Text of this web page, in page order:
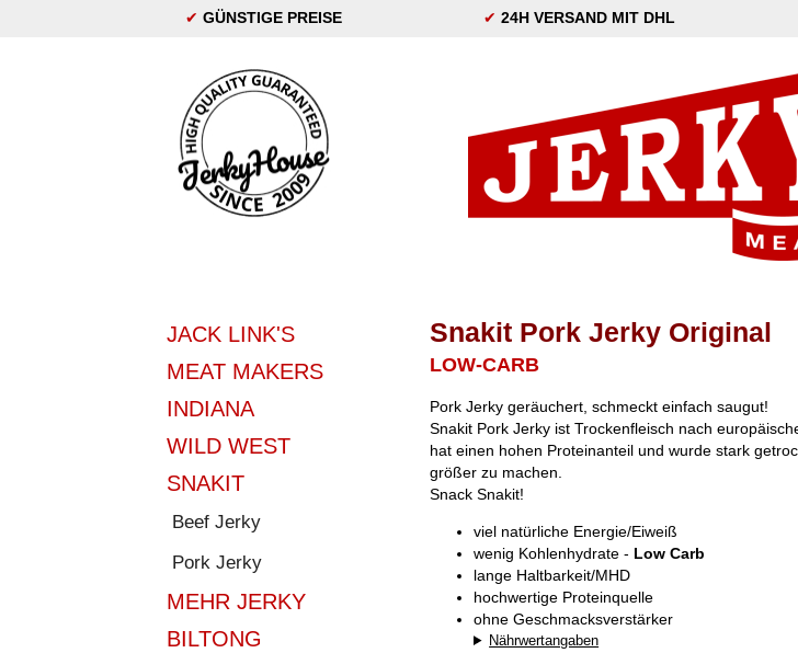
✔ GÜNSTIGE PREISE ✔ 24H VERSAND MIT DHL
JACK LINK'S
MEAT MAKERS
INDIANA
WILD WEST
SNAKIT
Beef Jerky
Pork Jerky
MEHR JERKY
BILTONG
Snakit Pork Jerky Original
LOW-CARB
Pork Jerky geräuchert, schmeckt einfach saugut!
Snakit Pork Jerky ist Trockenfleisch nach
hat einen hohen Proteinanteil und wurde stark
größer zu machen.
Snack Snakit!
viel natürliche Energie/Eiweiß
wenig Kohlenhydrate - Low Carb
lange Haltbarkeit/MHD
hochwertige Proteinquelle
ohne Geschmacksverstärker
Nährwertangaben